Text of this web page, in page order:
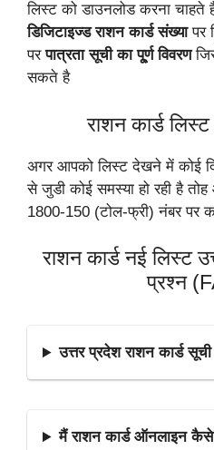
लिस्ट को डाउनलोड करना चाहते
डिजिटाइज्ड राशन कार्ड संख्यापर
परपात्रता सूची का पू्र्ण विवरण
सकते है
राशन कार्ड
अगर आपको लिस्ट देखने में कोई
से जुडी कोई समस्या हो रही है
1800-150 (टोल-फ्री) नंबर पर
राशन कार्ड नई लिस्ट
प्रश्न
उत्तर प्रदेश राशन कार्ड
मैं राशन कार्ड ऑनलाइन